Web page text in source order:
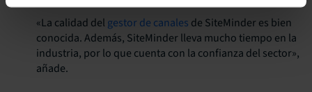
«La calidad del gestor de canales de SiteMinder es bien
conocida. Además, SiteMinder lleva mucho tiempo en la
industria, por lo que cuenta con la confianza del sector»,
añade.